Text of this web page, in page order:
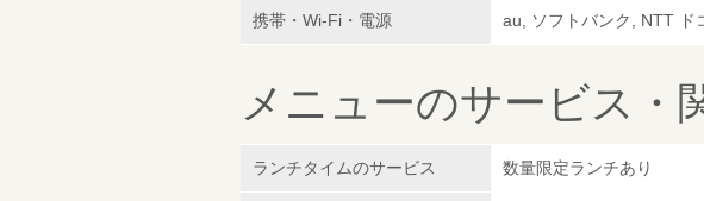
携帯・Wi-Fi・電源 au, ソフトバンク, NTT ド
メニューのサービス・
ランチタイムのサービス 数量限定ランチあり